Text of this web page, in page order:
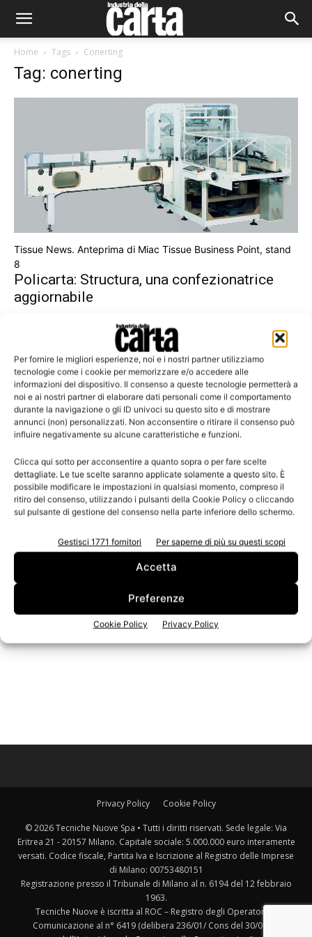
Per fornire le migliori esperienze, noi e i nostri partner utilizziamo
tecnologie come i cookie per memorizzare e/o accedere alle
informazioni del dispositivo. Il consenso a queste tecnologie permetterà a
noi e ai nostri partner di elaborare dati personali come il comportamento
durante la navigazione o gli ID univoci su questo sito e di mostrare
annunci (non) personalizzati. Non acconsentire o ritirare il consenso può
influire negativamente su alcune caratteristiche e funzioni.
Clicca qui sotto per acconsentire a quanto sopra o per fare scelte
dettagliate. Le tue scelte saranno applicate solamente a questo sito. È
possibile modificare le impostazioni in qualsiasi momento, compreso il
ritiro del consenso, utilizzando i pulsanti della Cookie Policy o cliccando
sul pulsante di gestione del consenso nella parte inferiore dello schermo.
Gestisci 1771 fornitori Per saperne di più su questi scopi
Accetta
Preferenze
Cookie Policy Privacy Policy
Home Tags Conerting
Tag: conerting
Tissue News. Anteprima di Miac Tissue Business Point, stand
8
Policarta: Structura, una confezionatrice
aggiornabile
Leggi la rivista
Edicola Web
Privacy Policy Cookie Policy
© 2026 Tecniche Nuove Spa • Tutti i diritti riservati. Sede legale: Via
Eritrea 21 - 20157 Milano. Capitale sociale: 5.000.000 euro interamente
versati. Codice fiscale, Partita Iva e Iscrizione al Registro delle Imprese
di Milano: 00753480151
Registrazione presso il Tribunale di Milano al n. 6194 del 12 febbraio
1963.
Tecniche Nuove è iscritta al ROC – Registro degli Operatori di
Comunicazione al n° 6419 (delibera 236/01/ Cons del 30/06/01